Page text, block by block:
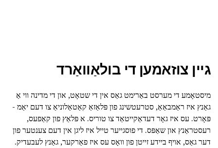
גיין צוזאמען די בולאַוואַרד
מיסטאָמע די מערסט באַרימט גאַס אין די שטאָט, און די מדינה ווי אַ
גאַנץ איז ראַמבאַאַ, סטרעטשינג פון פּלאַזאַ קאַטאַלוניאַ צו דעם יאַמ -
פּאָרט. עס איז גאָר דעדאַקייטאַד צו טוריס. א פּלאַץ פון קאַפעס,
רעסטראַנץ און שאַפּס. די פוסגייער טייל איז ליגן אין דעם צענטער פון
דער גאַס, אויף ביידע זייטן פון וואָס עס איז פאַרקער, גאַנץ לעבעדיק.